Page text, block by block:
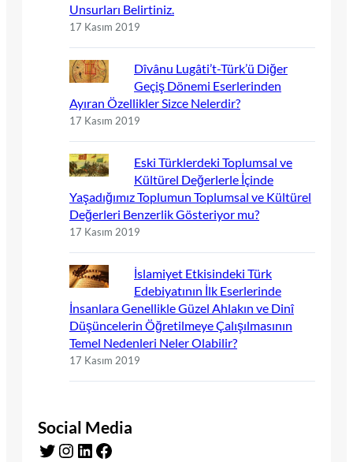
Unsurları Belirtiniz.
17 Kasım 2019
Dîvânu Lugâti’t-Türk’ü Diğer
Geçiş Dönemi Eserlerinden
Ayıran Özellikler Sizce Nelerdir?
17 Kasım 2019
Eski Türklerdeki Toplumsal ve
Kültürel Değerlerle İçinde
Yaşadığımız Toplumun Toplumsal ve Kültürel
Değerleri Benzerlik Gösteriyor mu?
17 Kasım 2019
İslamiyet Etkisindeki Türk
Edebiyatının İlk Eserlerinde
İnsanlara Genellikle Güzel Ahlakın ve Dinî
Düşüncelerin Öğretilmeye Çalışılmasının
Temel Nedenleri Neler Olabilir?
17 Kasım 2019
Social Media
Twitter Instagram LinkedIn Facebook